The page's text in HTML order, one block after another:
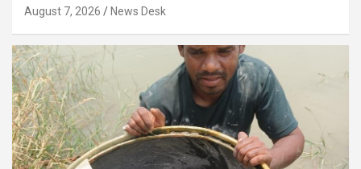
August 7, 2026 News Desk